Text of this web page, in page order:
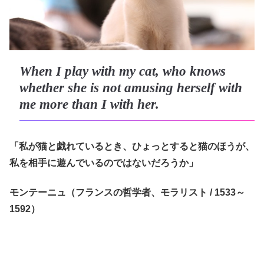
When I play with my cat, who knows
whether she is not amusing herself with
me more than I with her.
「私が猫と戯れているとき、ひょっとすると猫のほうが、
私を相手に遊んでいるのではないだろうか」
モンテーニュ（フランスの哲学者、モラリスト / 1533～
1592）